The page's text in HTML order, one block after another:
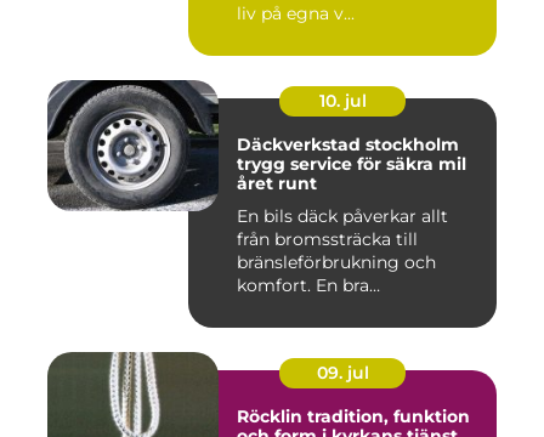
liv på egna v...
10. jul
Däckverkstad stockholm
trygg service för säkra mil
året runt
En bils däck påverkar allt
från bromssträcka till
bränsleförbrukning och
komfort. En bra
09. jul
Röcklin tradition, funktion